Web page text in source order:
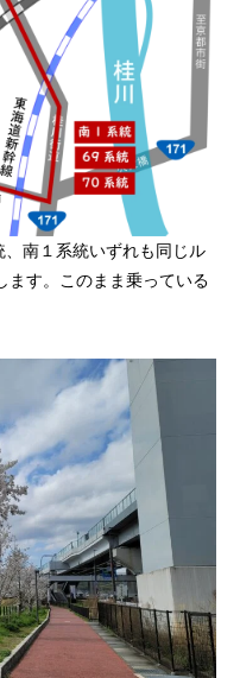
南１系統いずれも同じル
ます。このまま乗っている